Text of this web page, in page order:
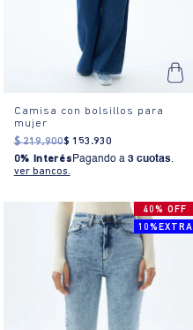
Camisa con bolsillos para
mujer
$ 219.900$ 153 .930
0% Interés Pagando a 3 cuotas.
ver bancos.
40% OFF
10%EXTRA